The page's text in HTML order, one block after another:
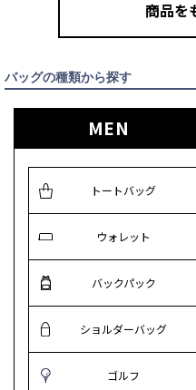
商品を
バッグの種類から探す
MEN
トートバッグ
ウォレット
バックパック
ショルダーバッグ
ゴルフ